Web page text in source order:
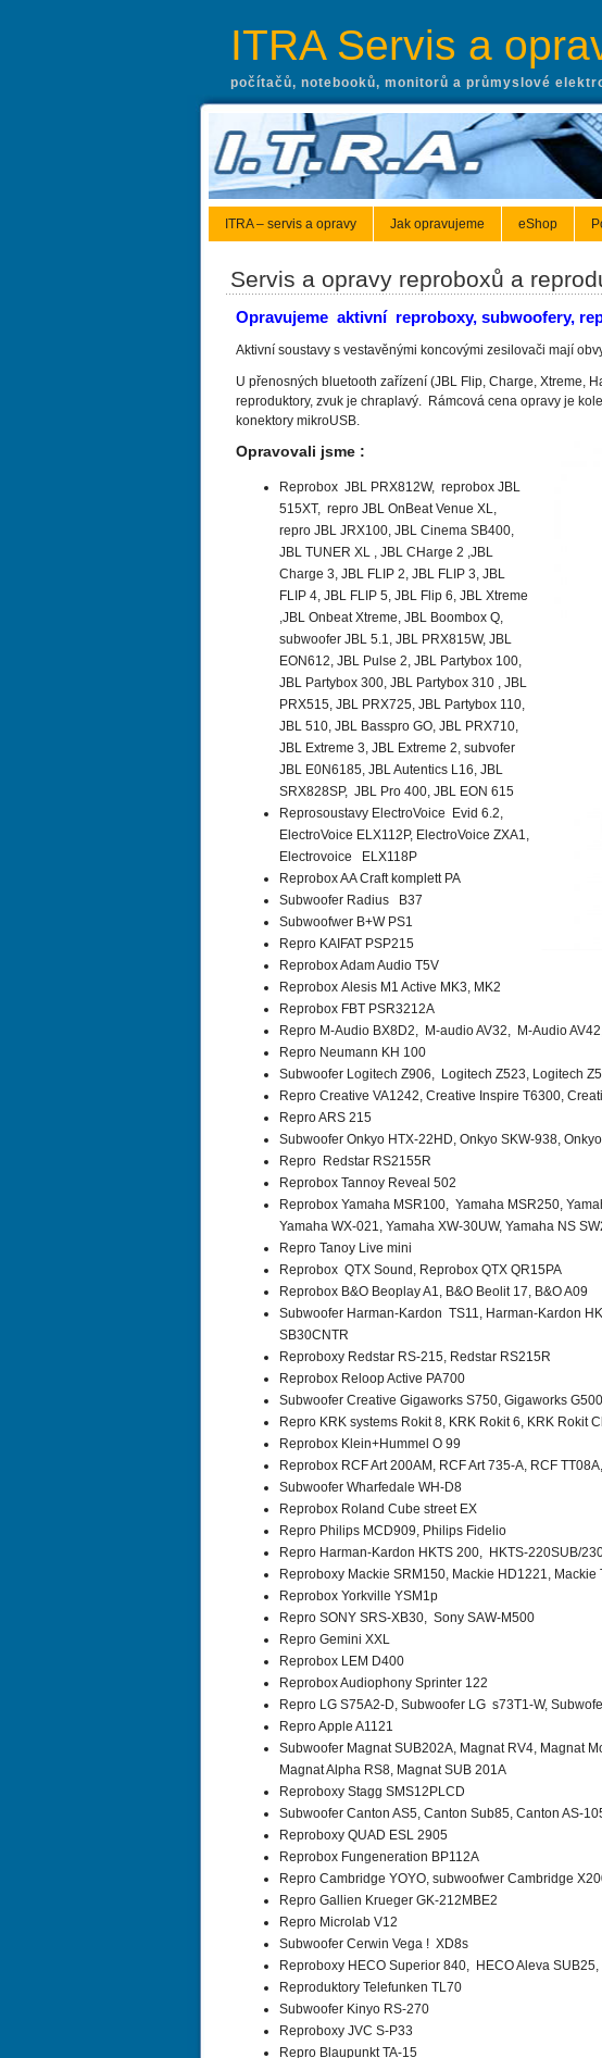
ITRA Servis a
počítačů, notebooků, monitorů a průmyslové
ITRA – servis a opravy Jak opravujeme eShop
Servis a opravy reproboxů a
Opravujeme aktivní reproboxy, subwoofery,
Aktivní soustavy s vestavěnými koncovými zesilovači mají
U přenosných bluetooth zařízení (JBL Flip, Charge, Xtreme,
reproduktory, zvuk je chraplavý. Rámcová cena opravy je
konektory mikroUSB.
Opravovali jsme :
Reprobox JBL PRX812W, reprobox JBL
515XT, repro JBL OnBeat Venue XL,
repro JBL JRX100, JBL Cinema SB400,
JBL TUNER XL , JBL CHarge 2 ,JBL
Charge 3, JBL FLIP 2, JBL FLIP 3, JBL
FLIP 4, JBL FLIP 5, JBL Flip 6, JBL Xtreme
,JBL Onbeat Xtreme, JBL Boombox Q,
subwoofer JBL 5.1, JBL PRX815W, JBL
EON612, JBL Pulse 2, JBL Partybox 100,
JBL Partybox 300, JBL Partybox 310 , JBL
PRX515, JBL PRX725, JBL Partybox 110,
JBL 510, JBL Basspro GO, JBL PRX710,
JBL Extreme 3, JBL Extreme 2, subvofer
JBL E0N6185, JBL Autentics L16, JBL
SRX828SP, JBL Pro 400, JBL EON 615
Reprosoustavy ElectroVoice Evid 6.2,
ElectroVoice ELX112P, ElectroVoice ZXA1,
Electrovoice ELX118P
Reprobox AA Craft komplett PA
Subwoofer Radius B37
Subwoofwer B+W PS1
Repro KAIFAT PSP215
Reprobox Adam Audio T5V
Reprobox Alesis M1 Active MK3, MK2
Reprobox FBT PSR3212A
Repro M-Audio BX8D2, M-audio AV32, M-Audio
Repro Neumann KH 100
Subwoofer Logitech Z906, Logitech Z523, Logitech
Repro Creative VA1242, Creative Inspire T6300,
Repro ARS 215
Subwoofer Onkyo HTX-22HD, Onkyo SKW-938,
Repro Redstar RS2155R
Reprobox Tannoy Reveal 502
Reprobox Yamaha MSR100, Yamaha MSR250,
Yamaha WX-021, Yamaha XW-30UW, Yamaha NS
Repro Tanoy Live mini
Reprobox QTX Sound, Reprobox QTX QR15PA
Reprobox B&O Beoplay A1, B&O Beolit 17, B&O A09
Subwoofer Harman-Kardon TS11, Harman-Kardon
SB30CNTR
Reproboxy Redstar RS-215, Redstar RS215R
Reprobox Reloop Active PA700
Subwoofer Creative Gigaworks S750, Gigaworks G500
Repro KRK systems Rokit 8, KRK Rokit 6, KRK Rokit
Reprobox Klein+Hummel O 99
Reprobox RCF Art 200AM, RCF Art 735-A, RCF
Subwoofer Wharfedale WH-D8
Reprobox Roland Cube street EX
Repro Philips MCD909, Philips Fidelio
Repro Harman-Kardon HKTS 200, HKTS-220SUB/
Reproboxy Mackie SRM150, Mackie HD1221,
Reprobox Yorkville YSM1p
Repro SONY SRS-XB30, Sony SAW-M500
Repro Gemini XXL
Reprobox LEM D400
Reprobox Audiophony Sprinter 122
Repro LG S75A2-D, Subwoofer LG s73T1-W,
Repro Apple A1121
Subwoofer Magnat SUB202A, Magnat RV4, Magnat
Magnat Alpha RS8, Magnat SUB 201A
Reproboxy Stagg SMS12PLCD
Subwoofer Canton AS5, Canton Sub85, Canton AS-
Reproboxy QUAD ESL 2905
Reprobox Fungeneration BP112A
Repro Cambridge YOYO, subwoofwer Cambridge
Repro Gallien Krueger GK-212MBE2
Repro Microlab V12
Subwoofer Cerwin Vega ! XD8s
Reproboxy HECO Superior 840, HECO Aleva
Reproduktory Telefunken TL70
Subwoofer Kinyo RS-270
Reproboxy JVC S-P33
Repro Blaupunkt TA-15